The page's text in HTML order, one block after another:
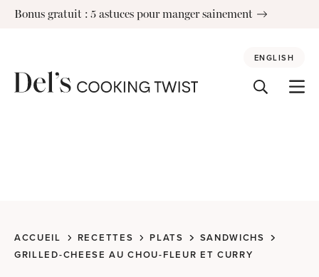
SkipBonus gratuit : 5 astuces pour manger sainement
ENGLISH
ACCUEIL RECETTES PLATS
SANDWICHS
GRILLED-CHEESE AU CHOU-FLEUR ET CURRY